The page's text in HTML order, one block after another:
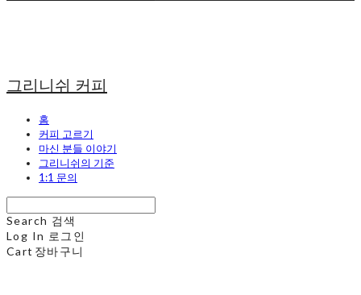
그리니쉬 커피
홈
커피 고르기
마신 분들 이야기
그리니쉬의 기준
1:1 문의
Search 검색
Log In 로그인
Cart 장바구니